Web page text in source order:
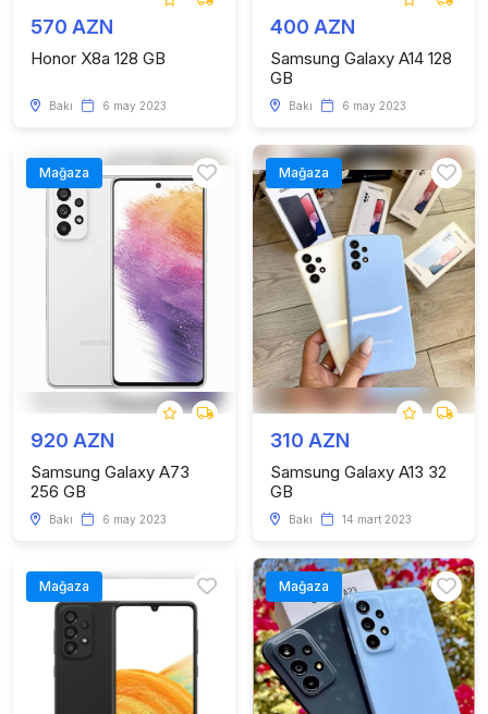
570 AZN
Honor X8a 128 GB
Bakı 6 may 2023
400 AZN
Samsung Galaxy A14 128
GB
Bakı 6 may 2023
Mağaza
920 AZN
Samsung Galaxy A73
256 GB
Bakı 6 may 2023
Mağaza
310 AZN
Samsung Galaxy A13 32
GB
Bakı 14 mart 2023
Mağaza Mağaza